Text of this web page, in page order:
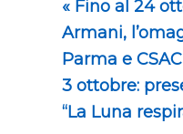
«Fino al 24
Armani,
Parma e CSAC
3 ottobre:
“La Luna